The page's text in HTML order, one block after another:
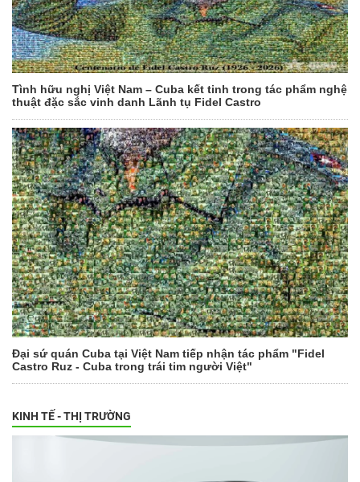
Tình hữu nghị Việt Nam – Cuba kết tinh trong tác phẩm nghệ
thuật đặc sắc vinh danh Lãnh tụ Fidel Castro
Đại sứ quán Cuba tại Việt Nam tiếp nhận tác phẩm "Fidel
Castro Ruz - Cuba trong trái tim người Việt"
KINH TẾ - THỊ TRƯỜNG